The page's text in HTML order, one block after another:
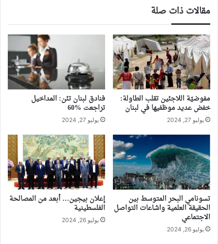
مقالات ذات صلة
مفوضيّة اللاجئين تقلب الطاولة:
خفض عديد موظفيها في لبنان
يوليو 27, 2024
فنادق لبنان تئن: المداخيل
تراجعت %60
يوليو 27, 2024
تسونامي البحر المتوسط بين
الحقيقة العلمية واشاعات التواصل
الاجتماعي
يوليو 26, 2024
إعلان بيجين… أبعد من المصالحة
الفلسطينية
يوليو 26, 2024